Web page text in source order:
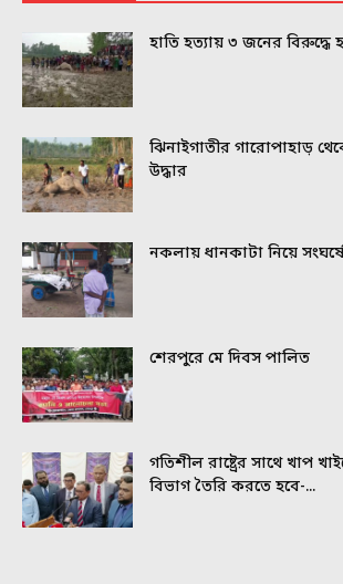
হাতি হত্যায় ৩ জনের বিরুদ্ধে
ঝিনাইগাতীর গারোপাহাড়
উদ্ধার
নকলায় ধানকাটা নিয়ে
শেরপুরে মে দিবস পালিত
গতিশীল রাষ্ট্রের সাথে খাপ
বিভাগ তৈরি করতে হবে-...